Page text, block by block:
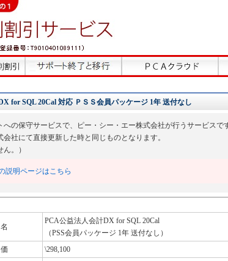
for SQL 20Cal 対応 ＰＳＳ会員パッケージ 1年 送付なし
の保守サービスで、ピー・シー・エー株式会社が行うサービスで
社にて直接更新した時と同じものとなります。
。）
説明ページはこちら
PCA公益法人会計DX for SQL 20Cal
（PSS会員パッケージ 1年 送付なし）
\298,100